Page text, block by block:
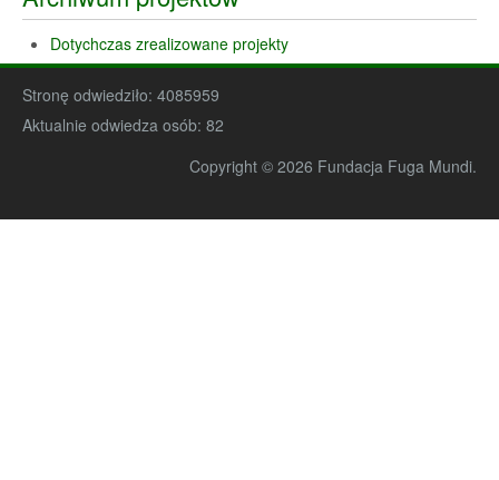
Dotychczas zrealizowane projekty
Stronę odwiedziło: 4085959
Aktualnie odwiedza osób: 82
Copyright © 2026 Fundacja Fuga Mundi.